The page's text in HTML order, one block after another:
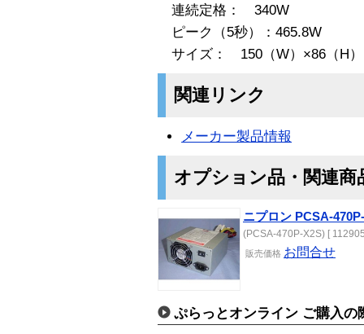
連続定格： 340W
ピーク（5秒）：465.8W
サイズ： 150（W）×86（H）
関連リンク
メーカー製品情報
オプション品・関連商
ニプロン PCSA-
(PCSA-470P-X2S) [
販売価格 お問合せ
ぷらっとオンライン ご購入の